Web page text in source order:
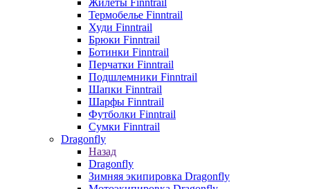
Термобелье Finntrail
Худи Finntrail
Брюки Finntrail
Ботинки Finntrail
Перчатки Finntrail
Подшлемники Finntrail
Шапки Finntrail
Шарфы Finntrail
Футболки Finntrail
Сумки Finntrail
Dragonfly
Назад
Dragonfly
Зимняя экипировка Dragonfly